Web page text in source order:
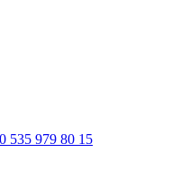
535 979 80 15